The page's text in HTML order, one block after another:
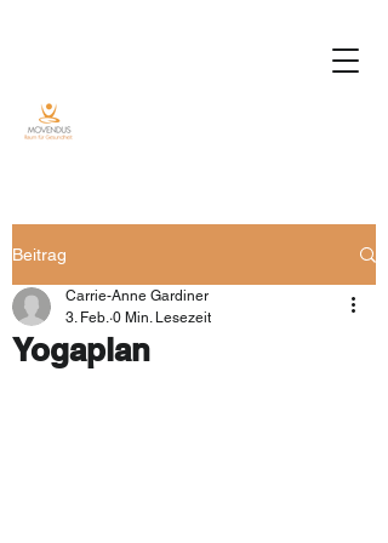
Beitrag
Yogaplan
Carrie-Anne Gardiner
3. Feb. 0 Min. Lesezeit